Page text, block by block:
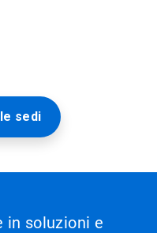
sedi
in soluzioni e